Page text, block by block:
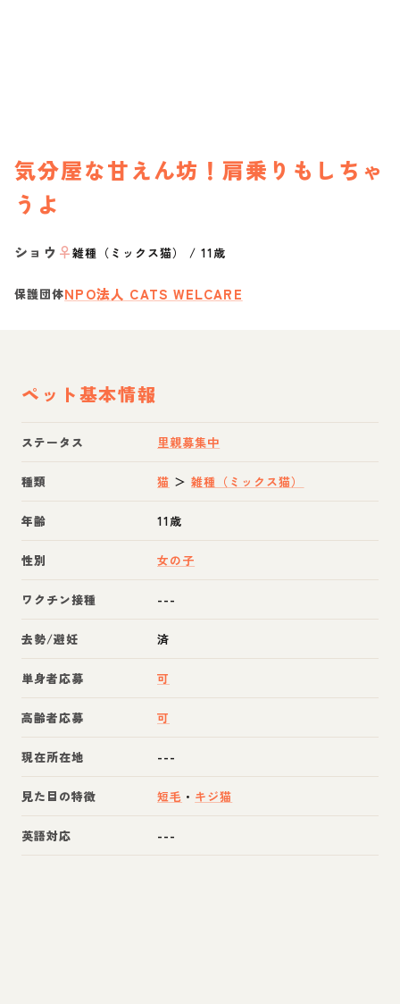
気分屋な甘えん坊！肩乗りもしちゃ
うよ
ショウ ♀雑種（ミックス猫） /11歳
保護団体NPO法人 CATS WELCARE
ペット基本情報
ステータス 里親募集中
種類 猫 ＞雑種（ミックス猫）
年齢 11歳
性別 女の子
ワクチン接種 ---
去勢/避妊 済
単身者応募 可
高齢者応募 可
現在所在地 ---
見た目の特徴 短毛 ・ キジ猫
英語対応 ---